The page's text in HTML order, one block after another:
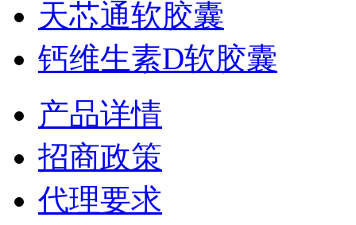
天芯通软胶囊
钙维生素D软胶囊
产品详情
招商政策
代理要求